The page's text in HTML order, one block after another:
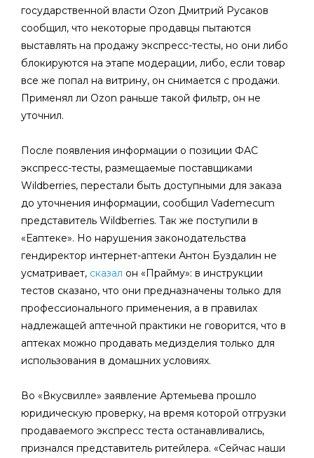
государственной власти Ozon Дмитрий Русаков
сообщил, что некоторые продавцы пытаются
выставлять на продажу экспресс-тесты, но они либо
блокируются на этапе модерации, либо, если товар
все же попал на витрину, он снимается с продажи.
Применял ли Ozon раньше такой фильтр, он не
уточнил.
После появления информации о позиции ФАС
экспресс-тесты, размещаемые поставщиками
Wildberries, перестали быть доступными для заказа
до уточнения информации, сообщил Vademecum
представитель Wildberries. Так же поступили в
«Еаптеке». Но нарушения законодательства
гендиректор интернет-аптеки Антон Буздалин не
усматривает, сказал он «Прайму»: в инструкции
тестов сказано, что они предназначены только для
профессионального применения, а в правилах
надлежащей аптечной практики не говорится, что в
аптеках можно продавать медизделия только для
использования в домашних условиях.
Во «Вкусвилле» заявление Артемьева прошло
юридическую проверку, на время которой отгрузки
продаваемого экспресс теста останавливались,
признался представитель ритейлера. «Сейчас наши